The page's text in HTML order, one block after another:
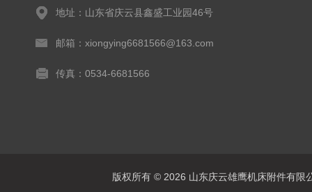
地址：山东省庆云县鑫盛工业园46号
邮箱：xiongying6681566@163.com
传真：0534-6681566
版权所有 © 2026 山东庆云雄鹰机床附件有